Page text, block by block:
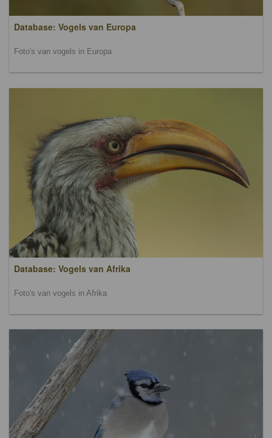
Database: Vogels van Europa
Foto's van vogels in Europa
Database: Vogels van Afrika
Foto's van vogels in Afrika